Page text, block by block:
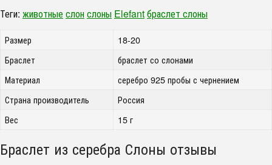
Теги: животныеслонслоны Elefantбраслет слоны
Размер
18-20
Браслет
браслет со слонами
Материал
серебро 925 пробы с чернением
Страна производитель
Россия
Вес
15 г
Браслет из серебра Слоны отзывы